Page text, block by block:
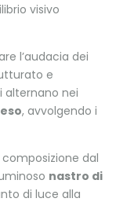
visivo
l’audacia dei
e
alternano nei
, avvolgendo i
dal
nastro di
di luce alla